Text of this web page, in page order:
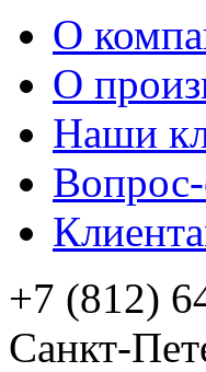
О
О
Наши
Вопрос-
+7 (812)
Санкт-